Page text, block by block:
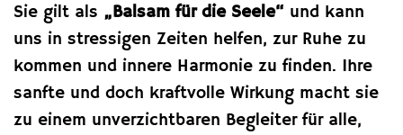
Sie gilt als „Balsam für die Seele“ und kann
uns in stressigen Zeiten helfen, zur Ruhe zu
kommen und innere Harmonie zu finden. Ihre
sanfte und doch kraftvolle Wirkung macht sie
zu einem unverzichtbaren Begleiter für alle,